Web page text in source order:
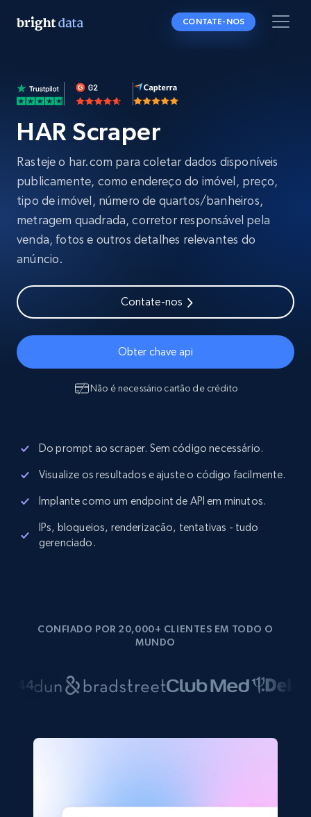
CONTATE-NOS
HAR Scraper
Rasteje o har.com para coletar dados disponíveis
publicamente, como endereço do imóvel, preço,
tipo de imóvel, número de quartos/banheiros,
metragem quadrada, corretor responsável pela
venda, fotos e outros detalhes relevantes do
anúncio.
Contate-nos
Obter chave api
Não é necessário cartão de crédito
Do prompt ao scraper. Sem código necessário.
Visualize os resultados e ajuste o código facilmente.
Implante como um endpoint de API em minutos.
IPs, bloqueios, renderização, tentativas - tudo
gerenciado.
CONFIADO POR 20,000+ CLIENTES EM TODO O
MUNDO